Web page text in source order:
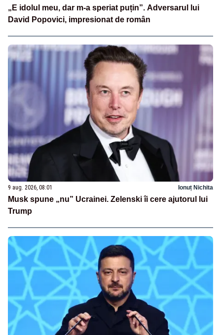
„E idolul meu, dar m-a speriat puțin”. Adversarul lui
David Popovici, impresionat de român
9 aug. 2026, 08:01 Ionuț Nichita
Musk spune „nu” Ucrainei. Zelenski îi cere ajutorul lui
Trump